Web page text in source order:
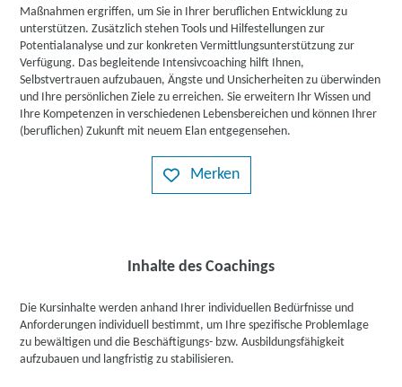
Maßnahmen ergriffen, um Sie in Ihrer beruflichen Entwicklung zu
unterstützen. Zusätzlich stehen Tools und Hilfestellungen zur
Potentialanalyse und zur konkreten Vermittlungsunterstützung zur
Verfügung. Das begleitende Intensivcoaching hilft Ihnen,
Selbstvertrauen aufzubauen, Ängste und Unsicherheiten zu überwinden
und Ihre persönlichen Ziele zu erreichen. Sie erweitern Ihr Wissen und
Ihre Kompetenzen in verschiedenen Lebensbereichen und können Ihrer
(beruflichen) Zukunft mit neuem Elan entgegensehen.
Merken
Inhalte des Coachings
Die Kursinhalte werden anhand Ihrer individuellen Bedürfnisse und
Anforderungen individuell bestimmt, um Ihre spezifische Problemlage
zu bewältigen und die Beschäftigungs- bzw. Ausbildungsfähigkeit
aufzubauen und langfristig zu stabilisieren.